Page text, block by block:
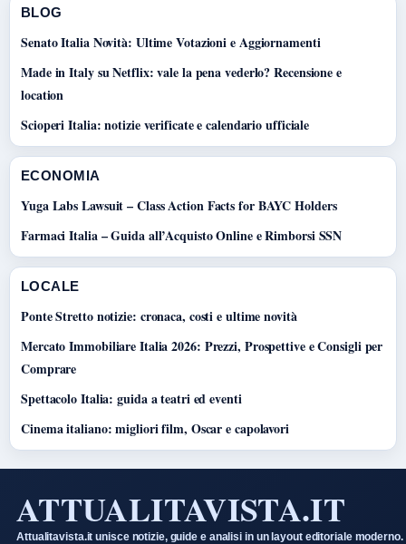
BLOG
Senato Italia Novità: Ultime Votazioni e Aggiornamenti
Made in Italy su Netflix: vale la pena vederlo? Recensione e
location
Scioperi Italia: notizie verificate e calendario ufficiale
ECONOMIA
Yuga Labs Lawsuit – Class Action Facts for BAYC Holders
Farmaci Italia – Guida all’Acquisto Online e Rimborsi SSN
LOCALE
Ponte Stretto notizie: cronaca, costi e ultime novità
Mercato Immobiliare Italia 2026: Prezzi, Prospettive e Consigli per
Comprare
Spettacolo Italia: guida a teatri ed eventi
Cinema italiano: migliori film, Oscar e capolavori
ATTUALITAVISTA.IT
Attualitavista.it unisce notizie, guide e analisi in un layout editoriale moderno.